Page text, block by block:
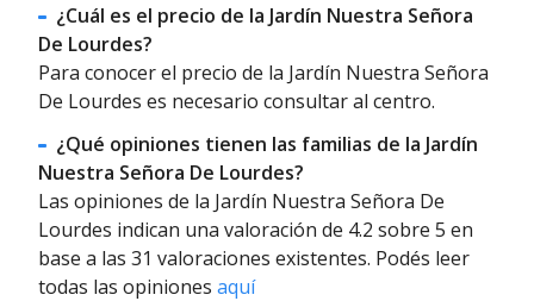
¿Cuál es el precio de la Jardín Nuestra Señora
De Lourdes?
Para conocer el precio de la Jardín Nuestra Señora
De Lourdes es necesario consultar al centro.
¿Qué opiniones tienen las familias de la Jardín
Nuestra Señora De Lourdes?
Las opiniones de la Jardín Nuestra Señora De
Lourdes indican una valoración de 4.2 sobre 5 en
base a las 31 valoraciones existentes. Podés leer
todas las opiniones aquí